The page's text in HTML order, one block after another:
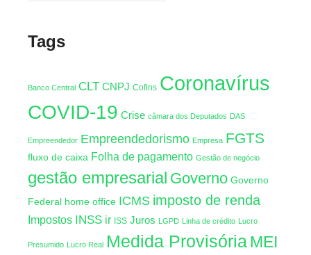
Tags
Banco Central CLT CNPJ Cofins Coronavírus
COVID-19 Crise câmara dos Deputados DAS
Empreendedor Empreendedorismo Empresa FGTS
fluxo de caixa Folha de pagamento Gestão de negócio
gestão empresarial Governo Governo
Federal home office ICMS imposto de renda
Impostos INSS ir ISS Juros LGPD Linha de crédito Lucro
Presumido Lucro Real Medida ProvisóriaMEI